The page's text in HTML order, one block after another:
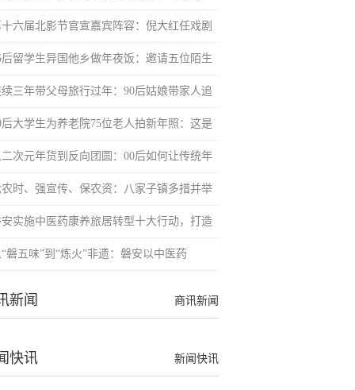
六届北影节官宣嘉宾阵容：倪大红任戏剧
后留学生异国他乡做年夜饭：邀请五位陌生
三年带父母旅行过年：90后姑娘带家人追
后大学生为养老院75位老人拍新年照：这是
次元年货到反向团圆：00后如何让传统年
时、强宣传、保农资：八家子镇多措并举
实施中医药康养旅居转型十大行动，打造
磐五味”到“炼火”非遗：磐安以中医药
商讯新闻
新闻
新闻快讯
快讯